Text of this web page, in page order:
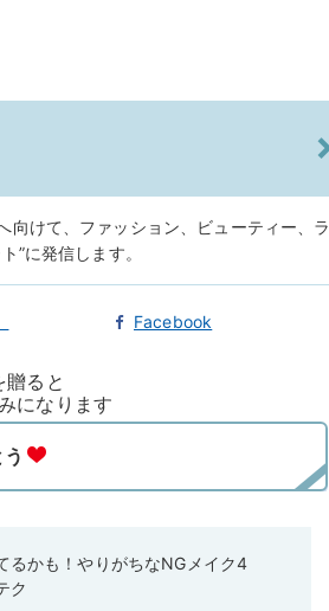
向けて、ファッション、ビューティー、ラ
”に発信します。
Facebook
贈ると
になります
るかも！やりがちなNGメイク4
ク